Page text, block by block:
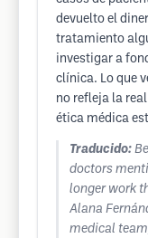
devuelto el
tratamiento
investigar a
clínica. Lo que
no refleja la
ética médica
Traducido:
doctors
longer work
Alana
medical